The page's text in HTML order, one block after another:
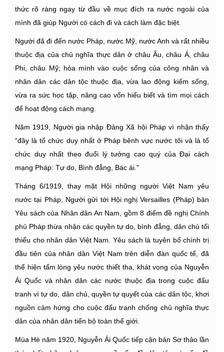
thức rõ ràng ngay từ đầu về mục đích ra nước ngoài của
mình đã giúp Người có cách đi và cách làm đặc biệt.
Người đã đi đến nước Pháp, nước Mỹ, nước Anh và rất nhiều
thuộc địa của chủ nghĩa thực dân ở châu Âu, châu Á, châu
Phi, châu Mỹ; hòa mình vào cuộc sống của công nhân và
nhân dân các dân tộc thuộc địa, vừa lao động kiếm sống,
vừa ra sức học tập, nâng cao vốn hiểu biết và tìm mọi cách
để hoạt động cách mạng.
Năm 1919, Người gia nhập Đảng Xã hội Pháp vì nhận thấy
“đây là tổ chức duy nhất ở Pháp bênh vực nước tôi và là tổ
chức duy nhất theo đuổi lý tưởng cao quý của Đại cách
mạng Pháp: Tự do, Bình đẳng, Bác ái."
Tháng 6/1919, thay mặt Hội những người Việt Nam yêu
nước tại Pháp, Người gửi tới Hội nghị Versailles (Pháp) bản
Yêu sách của Nhân dân An Nam, gồm 8 điểm đề nghị Chính
phủ Pháp thừa nhận các quyền tự do, bình đẳng, dân chủ tối
thiểu cho nhân dân Việt Nam. Yêu sách là tuyên bố chính trị
đầu tiên của nhân dân Việt Nam trên diễn đàn quốc tế, đã
thể hiện tấm lòng yêu nước thiết tha, khát vọng của Nguyễn
Ái Quốc và nhân dân các nước thuộc địa trong cuộc đấu
tranh vì tự do, dân chủ, quyền tự quyết của các dân tộc, khơi
nguồn cảm hứng cho cuộc đấu tranh chống chủ nghĩa thực
dân của nhân dân tiến bộ toàn thế giới.
Mùa Hè năm 1920, Nguyễn Ái Quốc tiếp cận bản Sơ thảo lần